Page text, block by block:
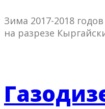
Зима 2017-2018
на разрезе